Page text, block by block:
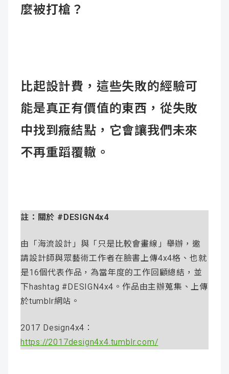
麼被打槍？
比起設計費，這些失敗的經驗可
能是真正有價值的東西，從失敗
中找到癥結點，它會讓我們未來
不再重蹈覆轍。
註：關於 #DESIGN4x4
由「海流設計」與「只是比較會畫線」舉辦，邀
請設計師與眾藝術工作者在臉書上傳4x4格、也就
是16個代表作品，為當年度的工作回顧總結，並
下hashtag #DESIGN4x4。作品由主辦蒐集、上傳
於tumblr網站。
2017 Design4x4：
https://2017design4x4.tumblr.com/